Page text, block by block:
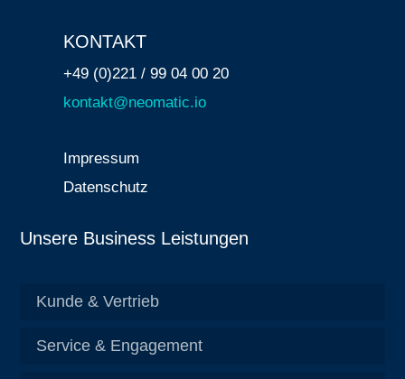
KONTAKT
+49 (0)221 / 99 04 00 20
kontakt@neomatic.io
Impressum
Datenschutz
Unsere Business Leistungen
Kunde & Vertrieb
Service & Engagement